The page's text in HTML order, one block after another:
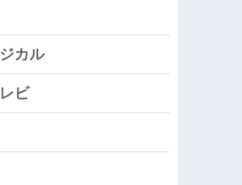
カル
ビ